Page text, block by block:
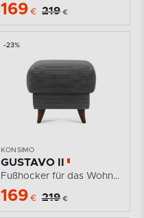
169 € 219 €
-23%
KONSIMO
GUSTAVO II
Fußhocker für das Wohnzimmer mit Stauraum Kordstoff...
169 € 219 €